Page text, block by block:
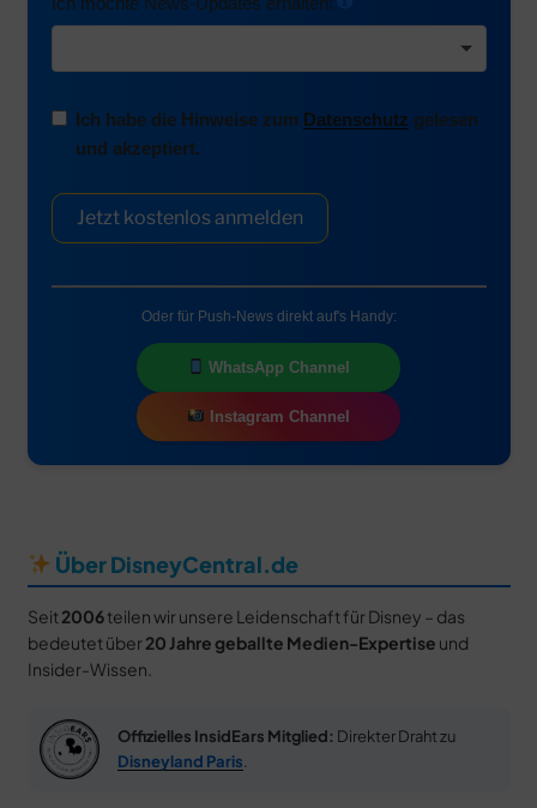
Ich habe die Hinweise zum Datenschutz gelesen
und akzeptiert.
Jetzt kostenlos anmelden
Oder für Push-News direkt auf's Handy:
WhatsApp Channel
Instagram Channel
Über DisneyCentral.de
Seit 2006teilen wir unsere Leidenschaft für Disney – das
bedeutet über 20 Jahre geballte Medien-Expertise und
Insider-Wissen.
Offizielles InsidEars Mitglied: Direkter Draht zu
Disneyland Paris